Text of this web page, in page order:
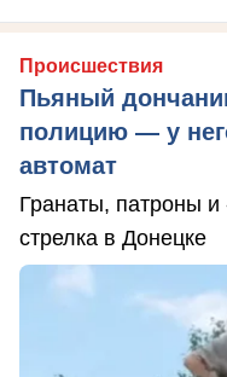
Происшествия
Пьяный
полицию — у
автомат
Гранаты, патроны
стрелка в Донецке